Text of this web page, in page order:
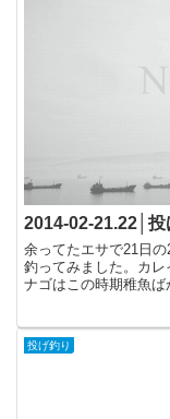
2014-02-21.22│
余ってたエサで21日
釣ってみました。カ
ナゴはこの時期稚魚ば
投げ釣り